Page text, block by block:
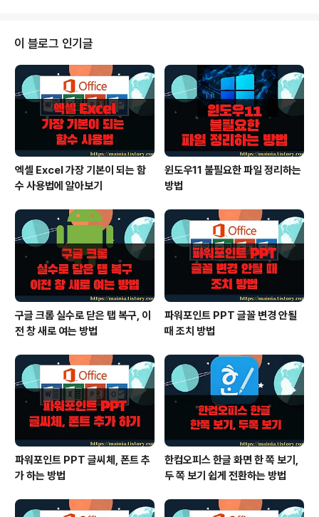
▼ 전자필기장은 그냥 삭제가 되지 않습니다. 전자 필기장
에 오른마우스를 누르시면 전자 필기장 휴지통이 있지만
삭제용이 아닙니다. 우선 삭제를 위해서 필기당을 닫아야
합니다. 단축 메뉴중 [이 전자 필기장 닫기] 를 클릭합니다.
▼ 그럼 전자필기장 리스트에서 사라지게 됩니다. 특별히
전자필기장을 저장..
이 블로그 인기글
엑셀 Excel 가장 기본이 되는 함
수 사용법에 알아보기
윈도우11 불필요한 파일 정리하는
방법
구글 크롬 실수로 닫은 탭 복구, 이
전 창 새로 여는 방법
파워포인트 PPT 글꼴 변경 안될
때 조치 방법
파워포인트 PPT 글씨체, 폰트 추
가 하는 방법
한컴오피스 한글 화면 한 쪽 보기,
두 쪽 보기 쉽게 전환하는 방법